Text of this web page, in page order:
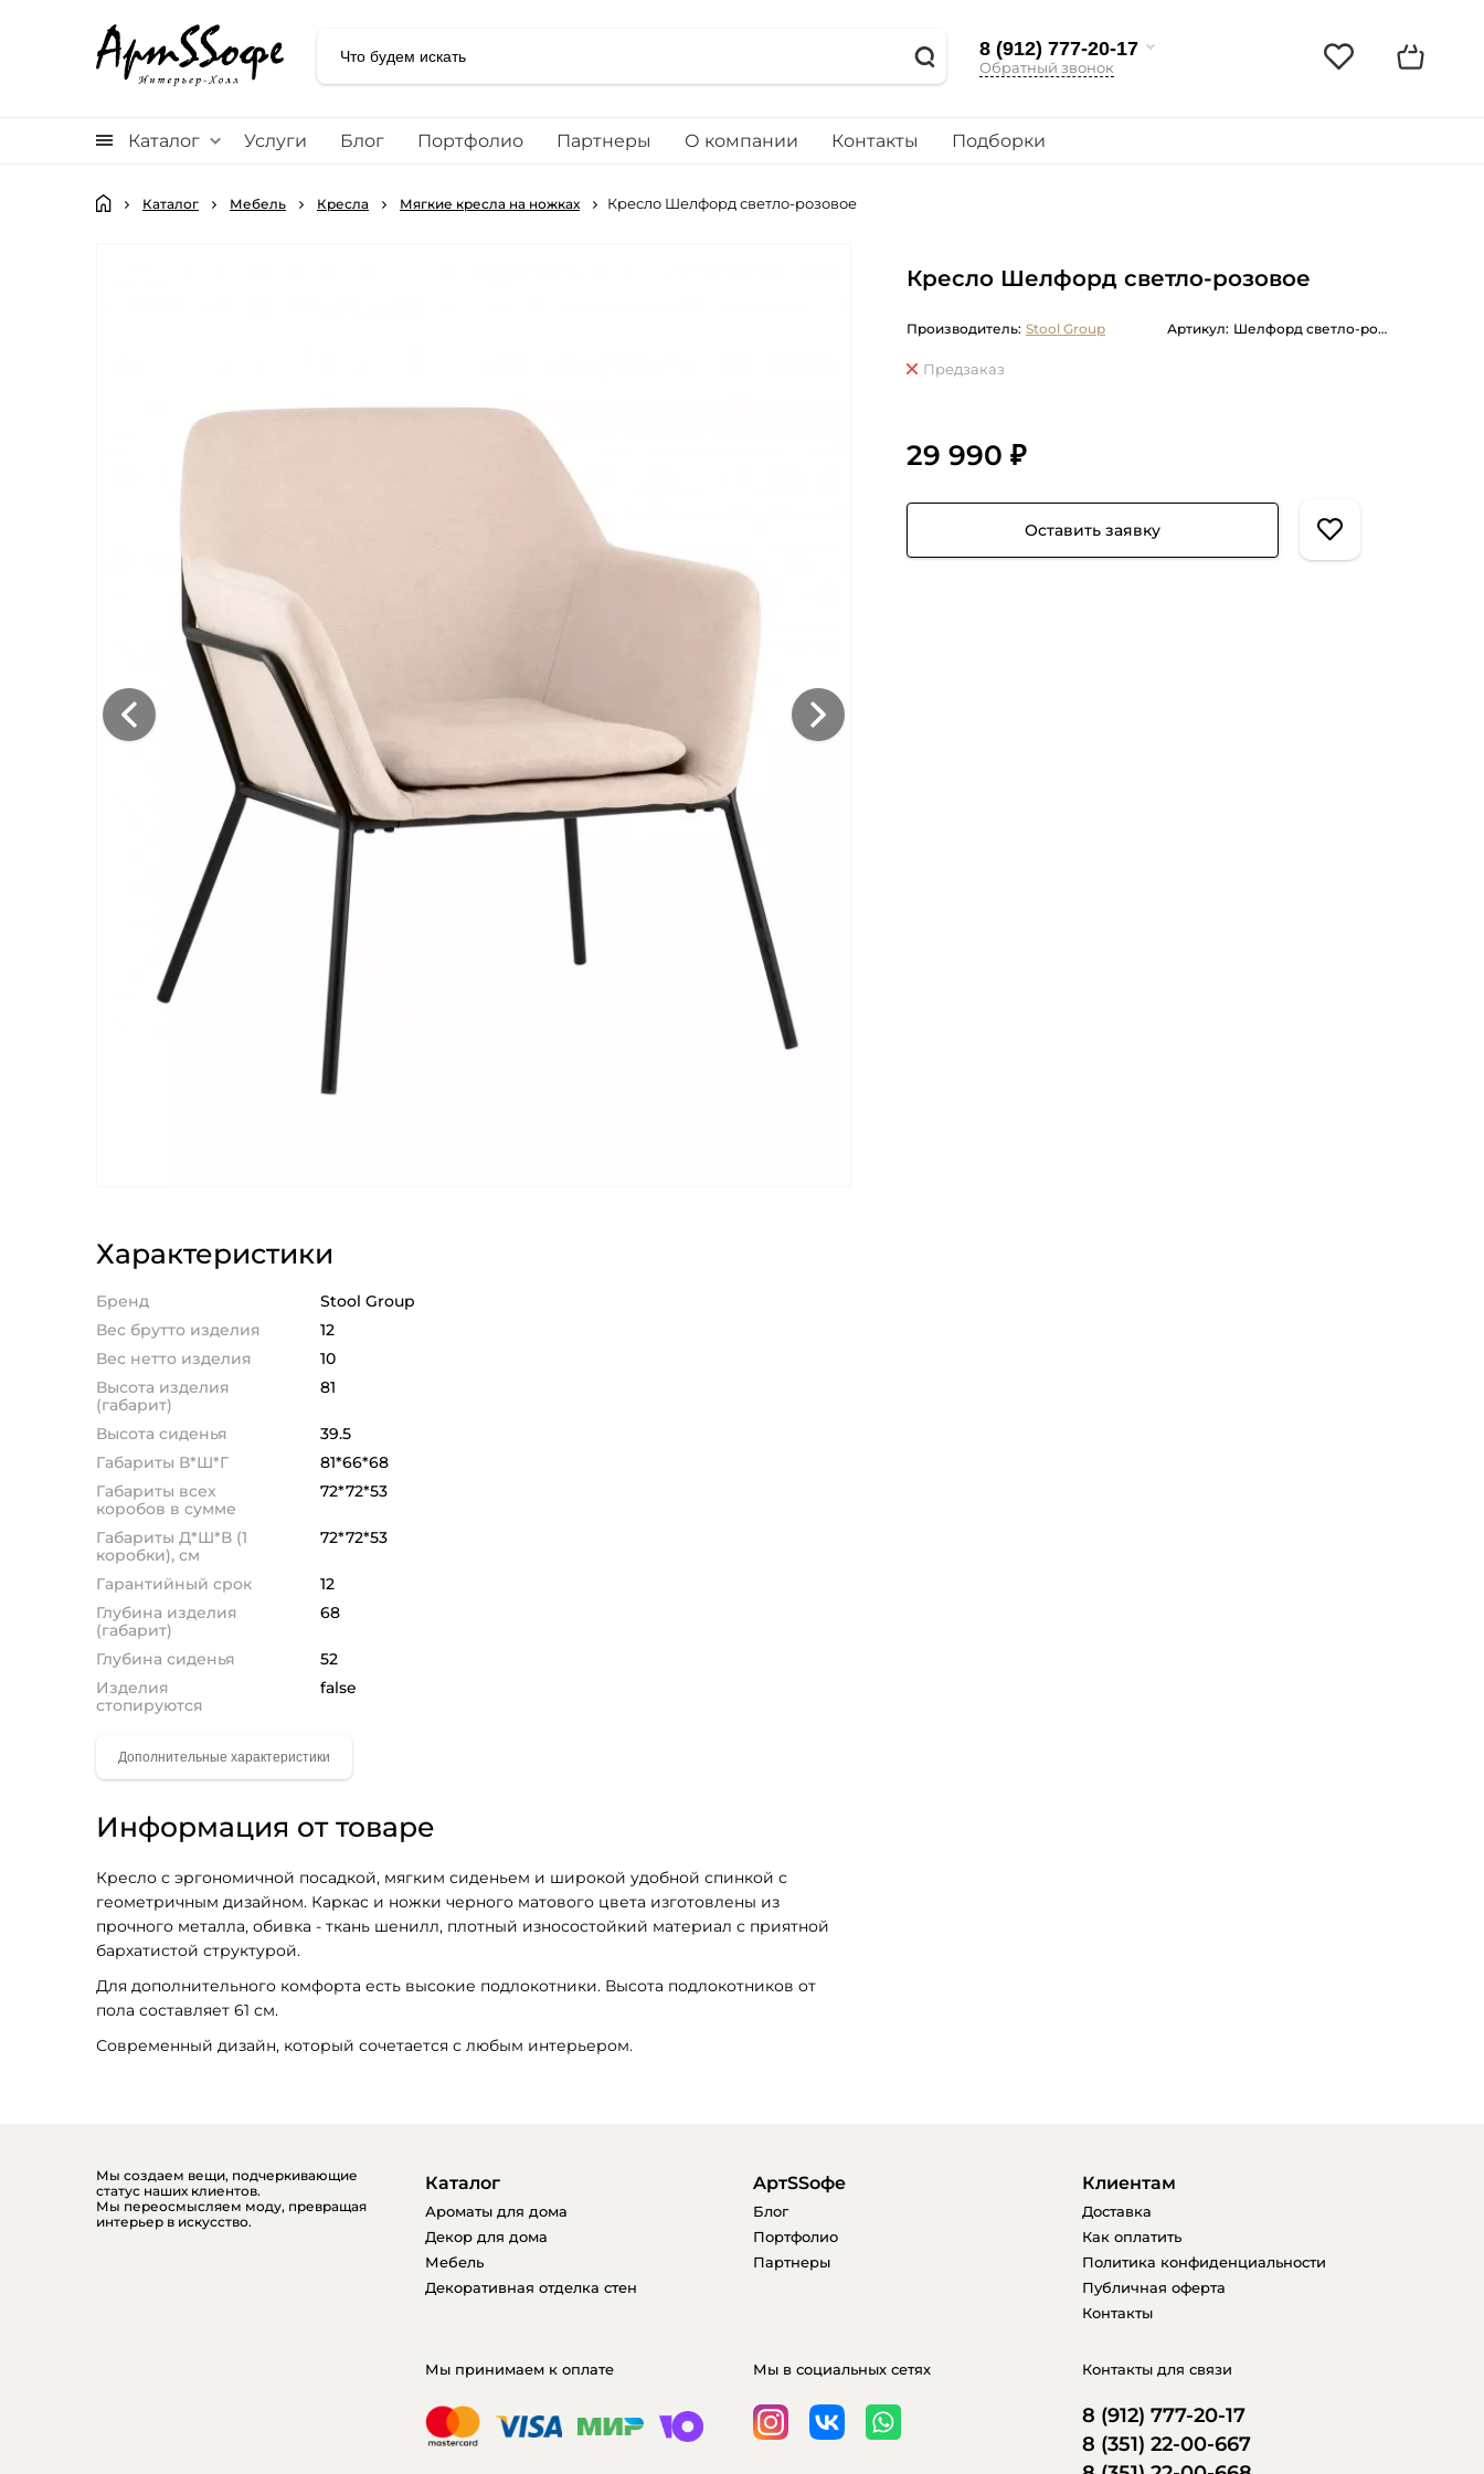
8 (912) 777-20-17
Обратный звонок
Каталог Услуги Блог Портфолио Партнеры О компании Контакты Подборки
Каталог Мебель Кресла Мягкие кресла на ножках Кресло Шелфорд светло-розовое
Характеристики
Бренд
Stool Group
Вес брутто изделия
12
Вес нетто изделия
10
Высота изделия
(габарит)
81
Высота сиденья
39.5
Габариты В*Ш*Г
81*66*68
Габариты всех
коробов в сумме
72*72*53
Габариты Д*Ш*В (1
коробки), см
72*72*53
Гарантийный срок
12
Глубина изделия
(габарит)
68
Глубина сиденья
52
Изделия
стопируются
false
Информация от товаре
Кресло с эргономичной посадкой, мягким сиденьем и широкой удобной спинкой с
геометричным дизайном. Каркас и ножки черного матового цвета изготовлены из
прочного металла, обивка - ткань шенилл, плотный износостойкий материал с приятной
бархатистой структурой.
Для дополнительного комфорта есть высокие подлокотники. Высота подлокотников от
пола составляет 61 см.
Современный дизайн, который сочетается с любым интерьером.
Кресло Шелфорд светло-розовое
Производитель: Stool Group Артикул: Шелфорд светло-розовое мягкое тканевое
Предзаказ
29 990 ₽
Оставить заявку
Мы создаем вещи, подчеркивающие
статус наших клиентов.
Мы переосмысляем моду, превращая
интерьер в искусство.
Каталог
Ароматы для дома
Декор для дома
Мебель
Декоративная отделка стен
AртSSофе
Блог
Портфолио
Партнеры
Клиентам
Доставка
Как оплатить
Политика конфиденциальности
Публичная оферта
Контакты
Мы принимаем к оплате Мы в социальных сетях Контакты для связи
8 (912) 777-20-17
8 (351) 22-00-667